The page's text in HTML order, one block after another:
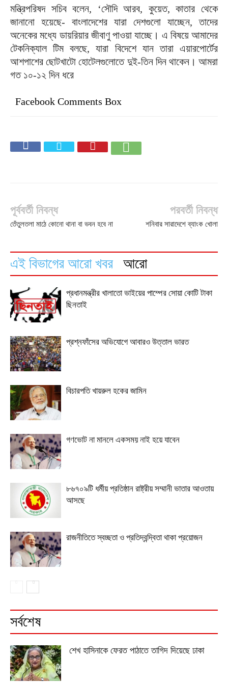
মন্ত্রিপরিষদ সচিব বলেন, ‘সৌদি আরব, কুয়েত, কাতার থেকে
জানানো হয়েছে- বাংলাদেশের যারা দেশগুলো যাচ্ছেন, তাদের
অনেকের মধ্যে ডায়রিয়ার জীবাণু পাওয়া যাচ্ছে। এ বিষয়ে আমাদের
টেকনিক্যাল টিম বলছে, যারা বিদেশে যান তারা এয়ারপোর্টের
আশপাশের ছোটখাটো হোটেলগুলোতে দুই-তিন দিন থাকেন। আমরা
গত ১০-১২ দিন ধরে
Facebook Comments Box
পূর্ববর্তী নিবন্ধ
তেঁতুলতলা মাঠে কোনো থানা বা ভবন হবে না
পরবর্তী নিবন্ধ
শনিবার সারাদেশে ব্যাংক খোলা
এই বিভাগের আরো খবর আরো
প্রধানমন্ত্রীর খালাতো ভাইয়ের পাম্পের সোয়া কোটি টাকা
ছিনতাই
প্রশ্নফাঁসের অভিযোগে আবারও উত্তাল ভারত
বিচারপতি খায়রুল হকের জামিন
গণভোট না মানলে একসময় নাই হয়ে যাবেন
৮৬৭০৯টি ধর্মীয় প্রতিষ্ঠান রাষ্ট্রীয় সম্মানী ভাতার আওতায়
আসছে
রাজনীতিতে স্বচ্ছতা ও প্রতিদ্বন্দ্বিতা থাকা প্রয়োজন
সর্বশেষ
শেখ হাসিনাকে ফেরত পাঠাতে তাগিদ দিয়েছে ঢাকা